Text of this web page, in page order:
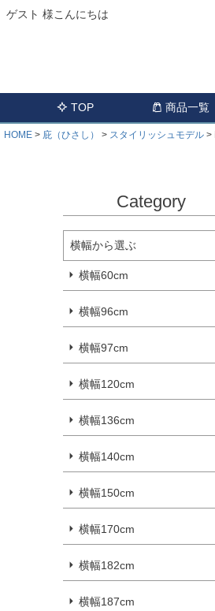
ゲスト 様こんにちは
TOP 商品一覧
HOME 庇（ひさし） スタイリッシュモデル
Category
横幅から選ぶ
横幅60cm
横幅96cm
横幅97cm
横幅120cm
横幅136cm
横幅140cm
横幅150cm
横幅170cm
横幅182cm
横幅187cm